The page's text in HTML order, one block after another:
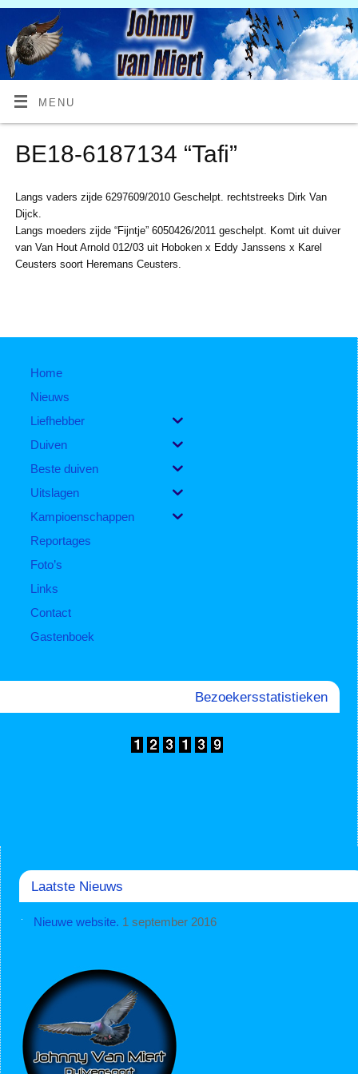
MENU
BE18-6187134 “Tafi”
Langs vaders zijde 6297609/2010 Geschelpt. rechtstreeks Dirk Van
Dijck.
Langs moeders zijde “Fijntje” 6050426/2011 geschelpt. Komt uit duiver
van Van Hout Arnold 012/03 uit Hoboken x Eddy Janssens x Karel
Ceusters soort Heremans Ceusters.
Home
Nieuws
Liefhebber
Duiven
Beste duiven
Uitslagen
Kampioenschappen
Reportages
Foto’s
Links
Contact
Gastenboek
Bezoekersstatistieken
Laatste Nieuws
Nieuwe website. 1 september 2016